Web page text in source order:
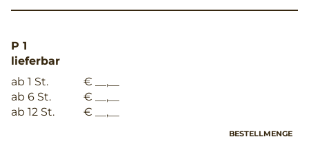
P 1
lieferbar
ab 1 St.
€ __,__
ab 6 St.
€ __,__
ab 12 St.
€ __,__
BESTELLMENGE